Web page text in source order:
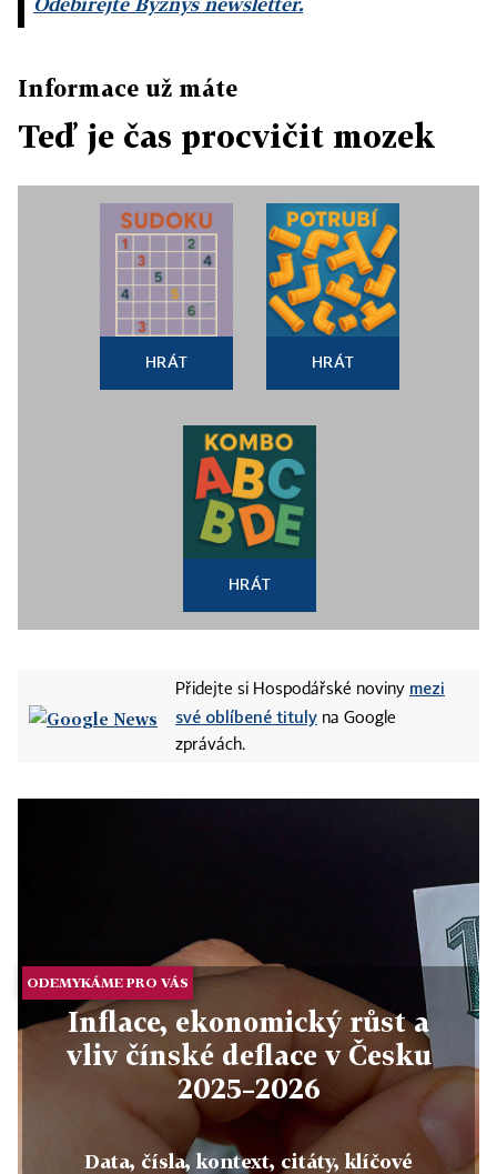
Informace už máte
Teď je čas procvičit mozek
HRÁT HRÁT
HRÁT
Přidejte si Hospodářské noviny mezi
své oblíbené tituly na Google
zprávách.
ODEMYKÁME PRO VÁS
Inflace, ekonomický růst a
vliv čínské deflace v Česku
2025–2026
Data, čísla, kontext, citáty, klíčové